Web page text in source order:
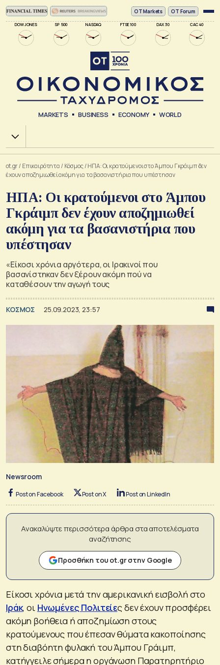
DOW JONES SP 500 NASDAQ FTSE 100 DAX 30 CAC 40
ΟΤ Markets OT Forum
MARKETS BUSINESS ECONOMY WORLD
Χ.Α.
ot.gr/ Επικαιρότητα / Κόσμος/ΗΠΑ: Oι κρατούμενοι στο Άμπου Γκράιμπ δεν
έχουν αποζημιωθεί ακόμη για τα βασανιστήρια που υπέστησαν
ΗΠΑ: Oι κρατούμενοι στο Άμπου
Γκράιμπ δεν έχουν αποζημιωθεί
ακόμη για τα βασανιστήρια που
υπέστησαν
«Είκοσι χρόνια αργότερα, οι Ιρακινοί που
βασανίστηκαν δεν ξέρουν ακόμη πού να
καταθέσουν την αγωγή τους
ΚΟΣΜΟΣ 25.09.2023, 23:57
Newsroom
Post on Facebook Post on X Post on LinkedIn
Ανακαλύψτε περισσότερα άρθρα στα αποτελέσματα
αναζήτησης
Προσθήκη του ot.gr στην Google
Είκοσι χρόνια μετά την αμερικανική εισβολή στο
Ιράκ, οι Ηνωμένες Πολιτείες δεν έχουν προσφέρει
ακόμη βοήθεια ή αποζημίωση στους
κρατούμενους που έπεσαν θύματα κακοποίησης
στη διαβόητη φυλακή του Άμπου Γράιμπ,
κατήγγειλε σήμερα η οργάνωση Παρατηρητήριο